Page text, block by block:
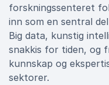
forskningssenteret
inn som en sentral
Big data, kunstig
snakkis for tiden, og
kunnskap og
sektorer.